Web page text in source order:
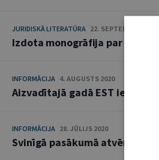
JURIDISKĀ LITERATŪRA 22. SEPTEMBRIS 2020
Izdota monogrāfija par bērnu
INFORMĀCIJA 4. AUGUSTS 2020
Aizvadītajā gadā EST
INFORMĀCIJA 28. JŪLIJS 2020
Svinīgā pasākumā atvērts